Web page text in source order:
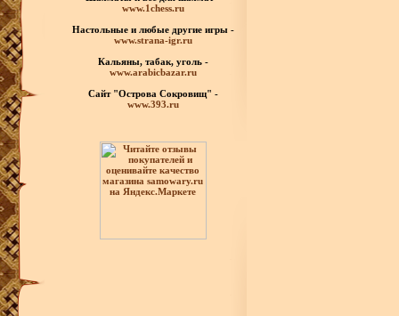
www.1chess.ru
Настольные и любые другие игры -
www.strana-igr.ru
Кальяны, табак, уголь -
www.arabicbazar.ru
Сайт "Острова Сокровищ" -
www.393.ru